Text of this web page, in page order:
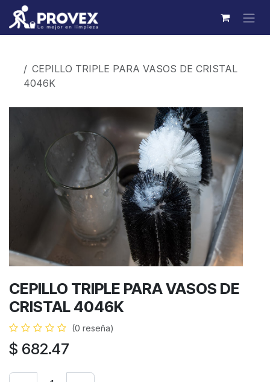
Ir al contenido
CEPILLO TRIPLE PARA VASOS DE CRISTAL
4046K
CEPILLO TRIPLE PARA VASOS DE
CRISTAL 4046K
(0 reseña)
$ 682.47